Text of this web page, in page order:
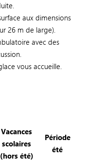
aux dimensions
26 m de large).
avec des
vous accueille.
Vacances
scolaires
(hors été)
Période
été